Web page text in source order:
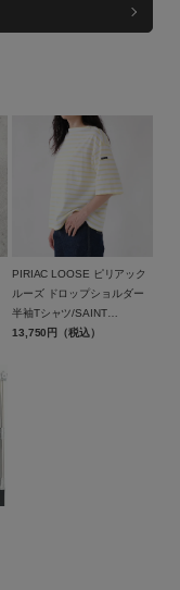
PIRIAC LOOSE ピリアック
ルーズ ドロップショルダー
半袖Tシャツ/SAINT
JAMES(セントジェームス)
13,750円（税込）